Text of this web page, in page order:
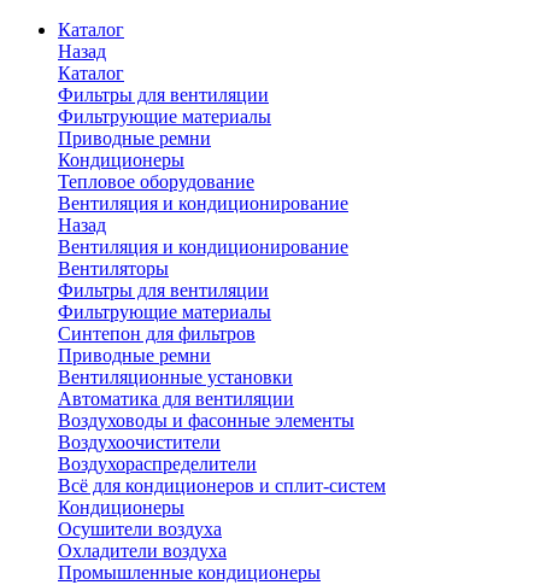
Каталог
Назад
Каталог
Фильтры для вентиляции
Фильтрующие материалы
Приводные ремни
Кондиционеры
Тепловое оборудование
Вентиляция и кондиционирование
Назад
Вентиляция и кондиционирование
Вентиляторы
Фильтры для вентиляции
Фильтрующие материалы
Синтепон для фильтров
Приводные ремни
Вентиляционные установки
Автоматика для вентиляции
Воздуховоды и фасонные элементы
Воздухоочистители
Воздухораспределители
Всё для кондиционеров и сплит-систем
Кондиционеры
Осушители воздуха
Охладители воздуха
Промышленные кондиционеры